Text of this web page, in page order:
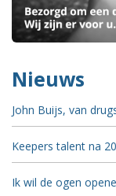
Nieuws
John Buijs, van
Keepers talent na
Ik wil de ogen